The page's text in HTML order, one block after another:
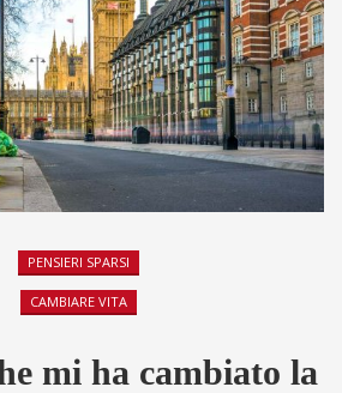
PENSIERI SPARSI
CAMBIARE VITA
mi ha cambiato la